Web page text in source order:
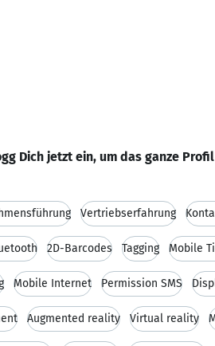
Dich jetzt ein, um das ganze
Vertriebserfahrung
2D-Barcodes Tagging Mobile
Mobile Internet Permission SMS
Augmented reality Virtual reality